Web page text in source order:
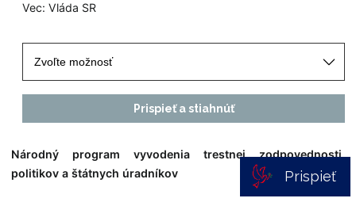
Vec: Vláda SR
Prispieť a stiahnúť
Národný program vyvodenia trestnej zodpovednosti
politikov a štátnych úradníkov
Prispieť